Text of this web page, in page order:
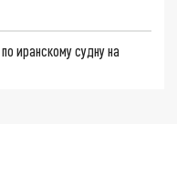
иранскому судну на